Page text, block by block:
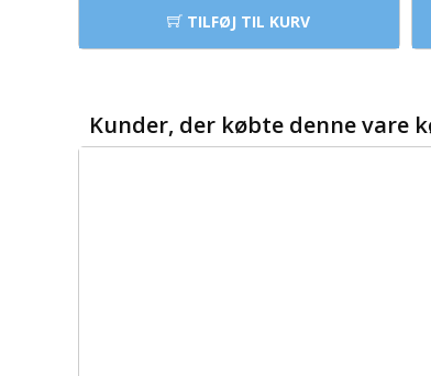
TILFØJ TIL KURV
Kunder, der købte denne vare